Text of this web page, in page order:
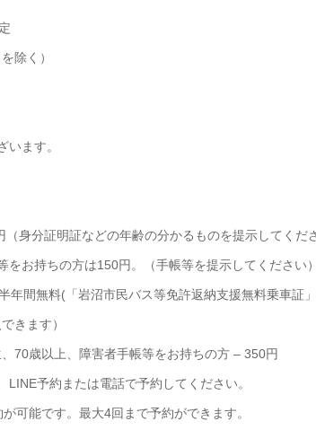
除く）
ます。
身分証明証などの年齢の分かるものを提示してくだ
お持ちの方は150円。（手帳等を提示してください）
間無料(「岩沼市民バス等免許返納支援無料乗車証」
きます）
歳以上、障害者手帳等をお持ちの方 – 350円
予約または電話で予約してください。
可能です。最大4回まで予約ができます。